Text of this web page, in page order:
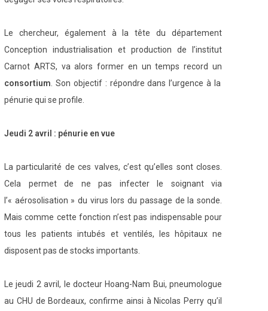
Le chercheur, également à la tête du département
Conception industrialisation et production de l’institut
Carnot ARTS, va alors former en un temps record un
consortium . Son objectif : répondre dans l’urgence à la
pénurie qui se profile.
Jeudi 2 avril : pénurie en vue
La particularité de ces valves, c’est qu’elles sont closes.
Cela permet de ne pas infecter le soignant via
l’« aérosolisation » du virus lors du passage de la sonde.
Mais comme cette fonction n’est pas indispensable pour
tous les patients intubés et ventilés, les hôpitaux ne
disposent pas de stocks importants.
Le jeudi 2 avril, le docteur Hoang-Nam Bui, pneumologue
au CHU de Bordeaux, confirme ainsi à Nicolas Perry qu’il